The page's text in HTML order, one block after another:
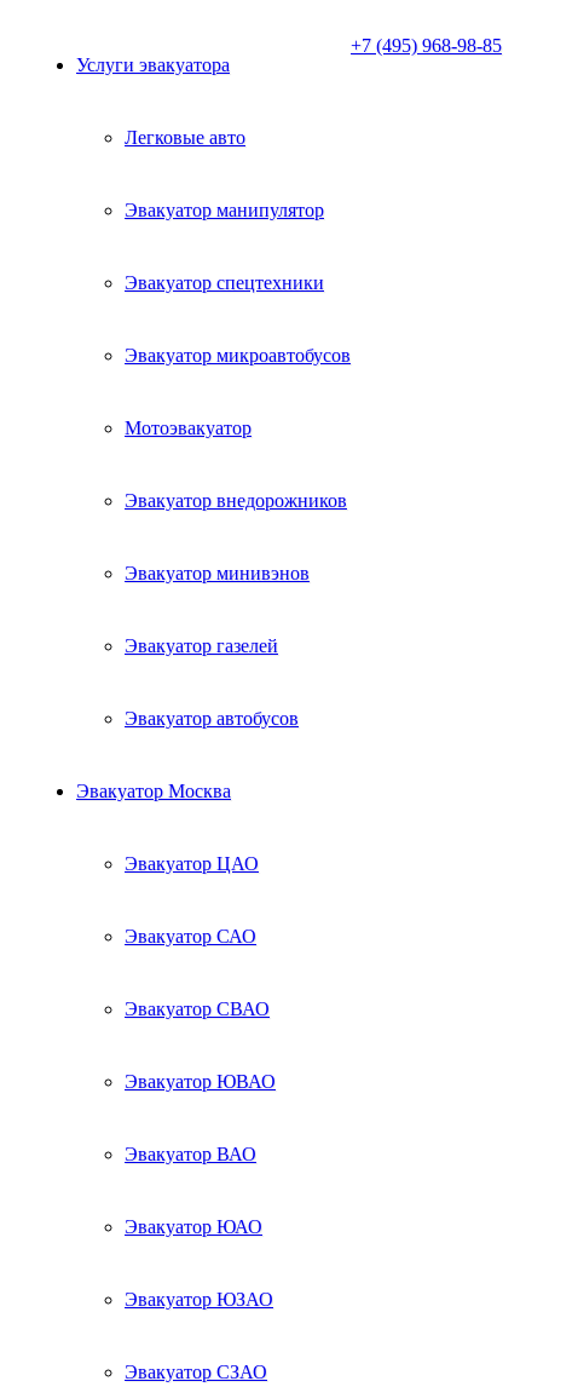
Услуги эвакуатора
Легковые авто
Эвакуатор манипулятор
Эвакуатор спецтехники
Эвакуатор микроавтобусов
Мотоэвакуатор
Эвакуатор внедорожников
Эвакуатор минивэнов
Эвакуатор газелей
Эвакуатор автобусов
Эвакуатор Москва
Эвакуатор ЦАО
Эвакуатор САО
Эвакуатор СВАО
Эвакуатор ЮВАО
Эвакуатор ВАО
Эвакуатор ЮАО
Эвакуатор ЮЗАО
Эвакуатор СЗАО
+7 (495) 968-98-85